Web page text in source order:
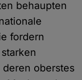
behaupten
fordern
oberstes